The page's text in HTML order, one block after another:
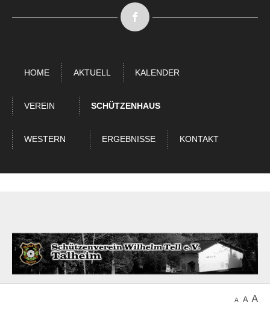
HOME AKTUELL KALENDER
VEREIN SCHÜTZENHAUS
WESTERN ERGEBNISSE KONTAKT